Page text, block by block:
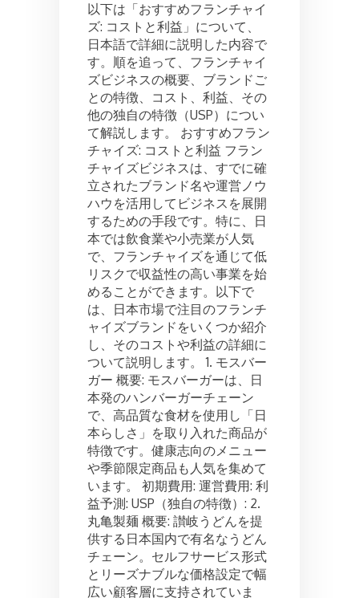
以下は「おすすめフランチャイ
ズ: コストと利益」について、
日本語で詳細に説明した内容で
す。順を追って、フランチャイ
ズビジネスの概要、ブランドご
との特徴、コスト、利益、その
他の独自の特徴（USP）につい
て解説します。 おすすめフラン
チャイズ: コストと利益 フラン
チャイズビジネスは、すでに確
立されたブランド名や運営ノウ
ハウを活用してビジネスを展開
するための手段です。特に、日
本では飲食業や小売業が人気
で、フランチャイズを通じて低
リスクで収益性の高い事業を始
めることができます。以下で
は、日本市場で注目のフランチ
ャイズブランドをいくつか紹介
し、そのコストや利益の詳細に
ついて説明します。 1. モスバー
ガー 概要: モスバーガーは、日
本発のハンバーガーチェーン
で、高品質な食材を使用し「日
本らしさ」を取り入れた商品が
特徴です。健康志向のメニュー
や季節限定商品も人気を集めて
います。 初期費用: 運営費用: 利
益予測: USP（独自の特徴）: 2.
丸亀製麺 概要: 讃岐うどんを提
供する日本国内で有名なうどん
チェーン。セルフサービス形式
とリーズナブルな価格設定で幅
広い顧客層に支持されていま